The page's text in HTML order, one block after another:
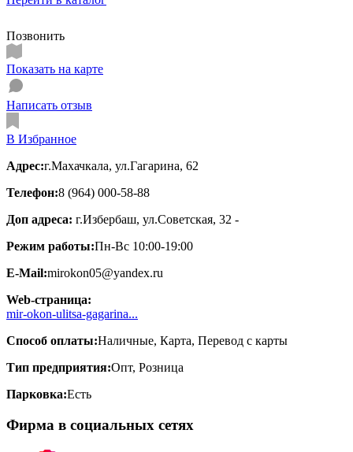
Позвонить
Показать на карте
Написать отзыв
В Избранное
Адрес:г.Махачкала, ул.Гагарина, 62
Телефон:8 (964) 000-58-88
Доп адреса: г.Избербаш, ул.Советская, 32 -
Режим работы:Пн-Вс 10:00-19:00
E-Mail:mirokon05@yandex.ru
Web-страница:
mir-okon-ulitsa-gagarina...
Способ оплаты:Наличные, Карта, Перевод с карты
Тип предприятия:Опт, Розница
Парковка:Есть
Фирма в социальных сетях